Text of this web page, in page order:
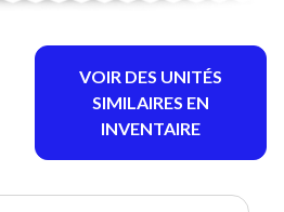
VOIR DES UNITÉS
SIMILAIRES EN
INVENTAIRE